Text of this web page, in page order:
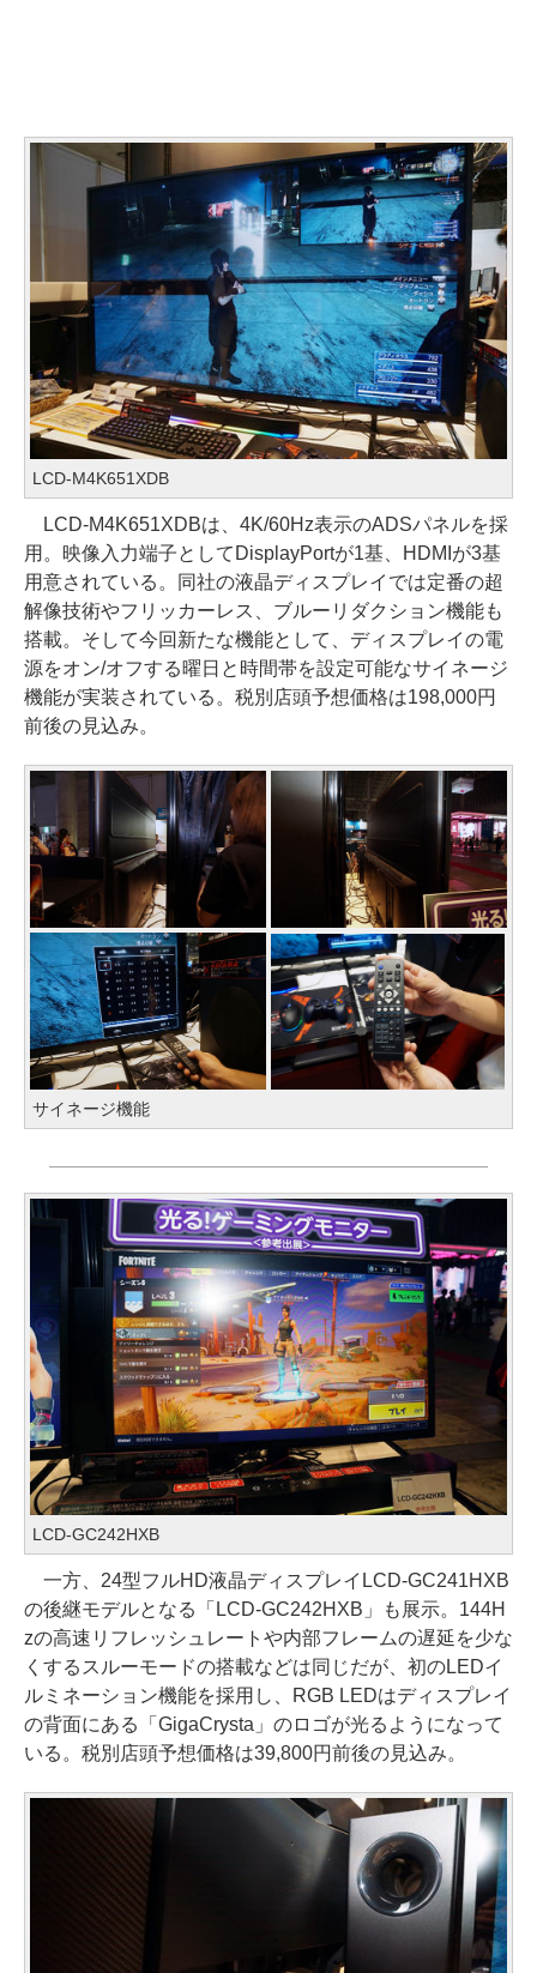
LCD-M4K651XDB
LCD-M4K651XDBは、4K/60Hz表示のADSパネルを採
用。映像入力端子としてDisplayPortが1基、HDMIが3基
用意されている。同社の液晶ディスプレイでは定番の超
解像技術やフリッカーレス、ブルーリダクション機能も
搭載。そして今回新たな機能として、ディスプレイの電
源をオン/オフする曜日と時間帯を設定可能なサイネージ
機能が実装されている。税別店頭予想価格は198,000円
前後の見込み。
サイネージ機能
LCD-GC242HXB
一方、24型フルHD液晶ディスプレイLCD-GC241HXB
の後継モデルとなる「LCD-GC242HXB」も展示。144H
zの高速リフレッシュレートや内部フレームの遅延を少な
くするスルーモードの搭載などは同じだが、初のLEDイ
ルミネーション機能を採用し、RGB LEDはディスプレイ
の背面にある「GigaCrysta」のロゴが光るようになって
いる。税別店頭予想価格は39,800円前後の見込み。